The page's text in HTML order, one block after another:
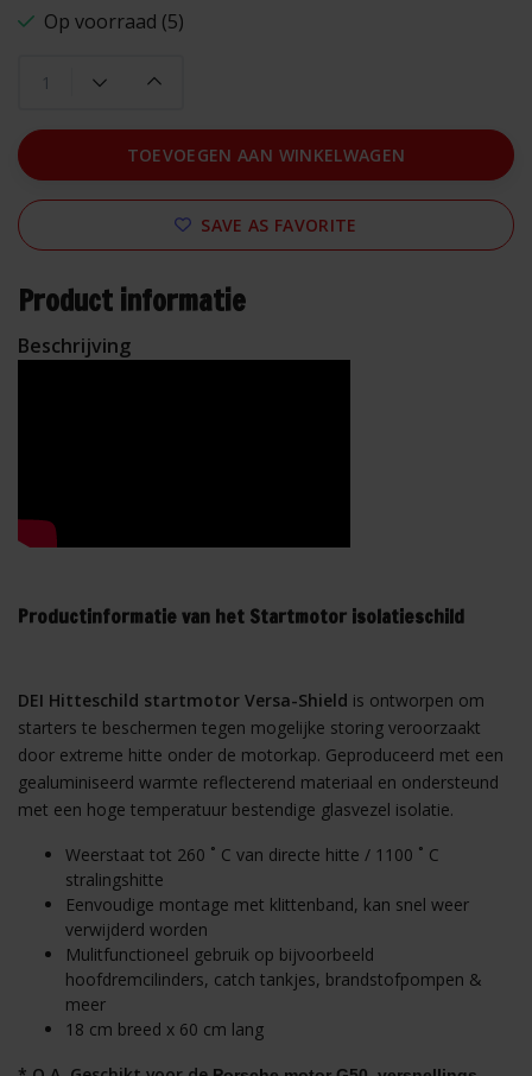
Op voorraad (5)
TOEVOEGEN AAN WINKELWAGEN
SAVE AS FAVORITE
Product informatie
Beschrijving
Productinformatie van het Startmotor isolatieschild
DEI Hitteschild startmotor Versa-Shield is ontworpen om
starters te beschermen tegen mogelijke storing veroorzaakt
door extreme hitte onder de motorkap. Geproduceerd met een
gealuminiseerd warmte reflecterend materiaal en ondersteund
met een hoge temperatuur bestendige glasvezel isolatie.
Weerstaat tot 260 ˚ C van directe hitte / 1100 ˚ C
stralingshitte
Eenvoudige montage met klittenband, kan snel weer
verwijderd worden
Mulitfunctioneel gebruik op bijvoorbeeld
hoofdremcilinders, catch tankjes, brandstofpompen &
meer
18 cm breed x 60 cm lang